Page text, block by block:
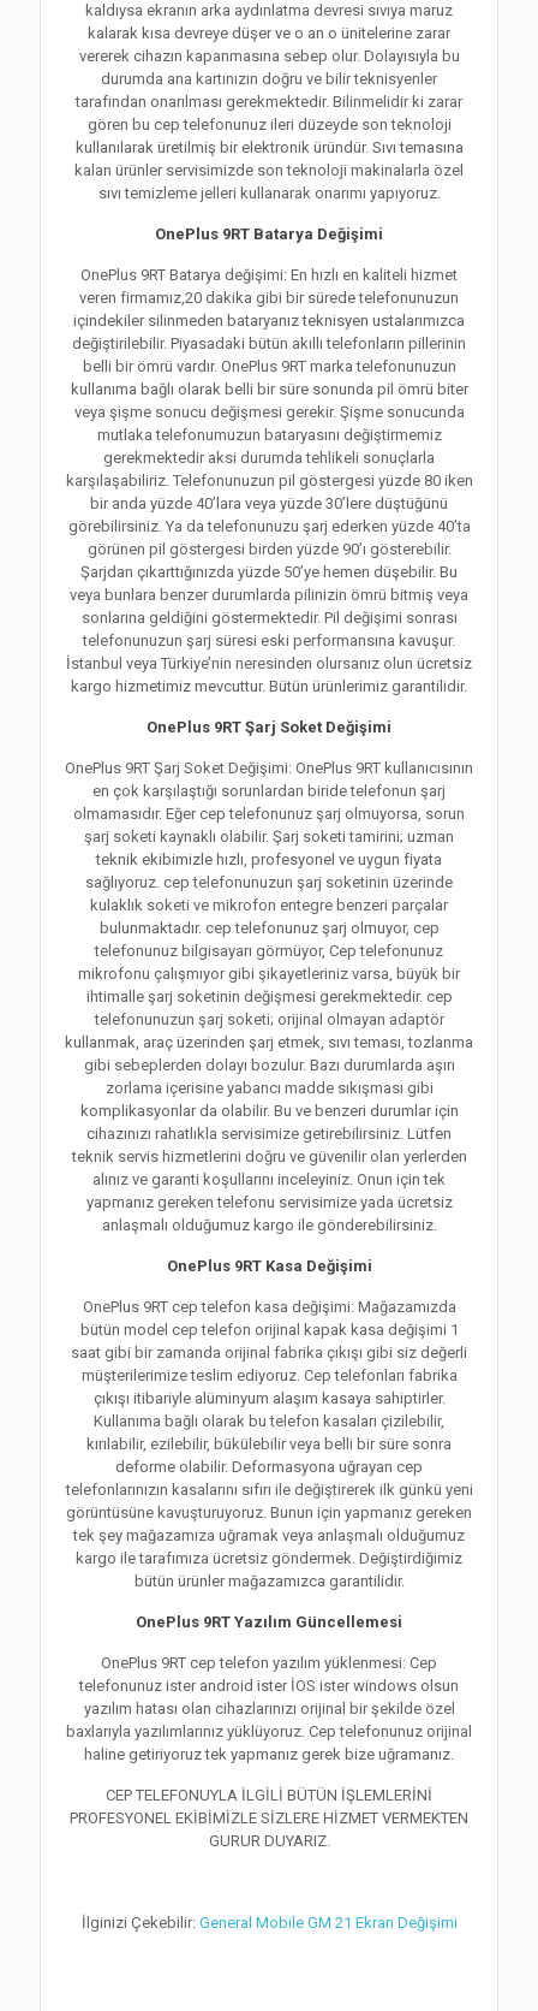
kaldıysa ekranın arka aydınlatma devresi sıvıya maruz
kalarak kısa devreye düşer ve o an o ünitelerine zarar
vererek cihazın kapanmasına sebep olur. Dolayısıyla bu
durumda ana kartınızın doğru ve bilir teknisyenler
tarafından onarılması gerekmektedir. Bilinmelidir ki zarar
gören bu cep telefonunuz ileri düzeyde son teknoloji
kullanılarak üretilmiş bir elektronik üründür. Sıvı temasına
kalan ürünler servisimizde son teknoloji makinalarla özel
sıvı temizleme jelleri kullanarak onarımı yapıyoruz.
OnePlus 9RT Batarya Değişimi
OnePlus 9RT Batarya değişimi: En hızlı en kaliteli hizmet
veren firmamız,20 dakika gibi bir sürede telefonunuzun
içindekiler silinmeden bataryanız teknisyen ustalarımızca
değiştirilebilir. Piyasadaki bütün akıllı telefonların pillerinin
belli bir ömrü vardır. OnePlus 9RT marka telefonunuzun
kullanıma bağlı olarak belli bir süre sonunda pil ömrü biter
veya şişme sonucu değişmesi gerekir. Şişme sonucunda
mutlaka telefonumuzun bataryasını değiştirmemiz
gerekmektedir aksi durumda tehlikeli sonuçlarla
karşılaşabiliriz. Telefonunuzun pil göstergesi yüzde 80 iken
bir anda yüzde 40’lara veya yüzde 30’lere düştüğünü
görebilirsiniz. Ya da telefonunuzu şarj ederken yüzde 40’ta
görünen pil göstergesi birden yüzde 90’ı gösterebilir.
Şarjdan çıkarttığınızda yüzde 50’ye hemen düşebilir. Bu
veya bunlara benzer durumlarda pilinizin ömrü bitmiş veya
sonlarına geldiğini göstermektedir. Pil değişimi sonrası
telefonunuzun şarj süresi eski performansına kavuşur.
İstanbul veya Türkiye’nin neresinden olursanız olun ücretsiz
kargo hizmetimiz mevcuttur. Bütün ürünlerimiz garantilidir.
OnePlus 9RT Şarj Soket Değişimi
OnePlus 9RT Şarj Soket Değişimi: OnePlus 9RT kullanıcısının
en çok karşılaştığı sorunlardan biride telefonun şarj
olmamasıdır. Eğer cep telefonunuz şarj olmuyorsa, sorun
şarj soketi kaynaklı olabilir. Şarj soketi tamirini; uzman
teknik ekibimizle hızlı, profesyonel ve uygun fiyata
sağlıyoruz. cep telefonunuzun şarj soketinin üzerinde
kulaklık soketi ve mikrofon entegre benzeri parçalar
bulunmaktadır. cep telefonunuz şarj olmuyor, cep
telefonunuz bilgisayarı görmüyor, Cep telefonunuz
mikrofonu çalışmıyor gibi şikayetleriniz varsa, büyük bir
ihtimalle şarj soketinin değişmesi gerekmektedir. cep
telefonunuzun şarj soketi; orijinal olmayan adaptör
kullanmak, araç üzerinden şarj etmek, sıvı teması, tozlanma
gibi sebeplerden dolayı bozulur. Bazı durumlarda aşırı
zorlama içerisine yabancı madde sıkışması gibi
komplikasyonlar da olabilir. Bu ve benzeri durumlar için
cihazınızı rahatlıkla servisimize getirebilirsiniz. Lütfen
teknik servis hizmetlerini doğru ve güvenilir olan yerlerden
alınız ve garanti koşullarını inceleyiniz. Onun için tek
yapmanız gereken telefonu servisimize yada ücretsiz
anlaşmalı olduğumuz kargo ile gönderebilirsiniz.
OnePlus 9RT Kasa Değişimi
OnePlus 9RT cep telefon kasa değişimi: Mağazamızda
bütün model cep telefon orijinal kapak kasa değişimi 1
saat gibi bir zamanda orijinal fabrika çıkışı gibi siz değerli
müşterilerimize teslim ediyoruz. Cep telefonları fabrika
çıkışı itibariyle alüminyum alaşım kasaya sahiptirler.
Kullanıma bağlı olarak bu telefon kasaları çizilebilir,
kırılabilir, ezilebilir, bükülebilir veya belli bir süre sonra
deforme olabilir. Deformasyona uğrayan cep
telefonlarınızın kasalarını sıfırı ile değiştirerek ilk günkü yeni
görüntüsüne kavuşturuyoruz. Bunun için yapmanız gereken
tek şey mağazamıza uğramak veya anlaşmalı olduğumuz
kargo ile tarafımıza ücretsiz göndermek. Değiştirdiğimiz
bütün ürünler mağazamızca garantilidir.
OnePlus 9RT Yazılım Güncellemesi
OnePlus 9RT cep telefon yazılım yüklenmesi: Cep
telefonunuz ister android ister İOS ister windows olsun
yazılım hatası olan cihazlarınızı orijinal bir şekilde özel
baxlarıyla yazılımlarınız yüklüyoruz. Cep telefonunuz orijinal
haline getiriyoruz tek yapmanız gerek bize uğramanız.
CEP TELEFONUYLA İLGİLİ BÜTÜN İŞLEMLERİNİ
PROFESYONEL EKİBİMİZLE SİZLERE HİZMET VERMEKTEN
GURUR DUYARIZ.
İlginizi Çekebilir: General Mobile GM 21 Ekran Değişimi